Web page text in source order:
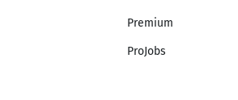
Premium
ProJobs